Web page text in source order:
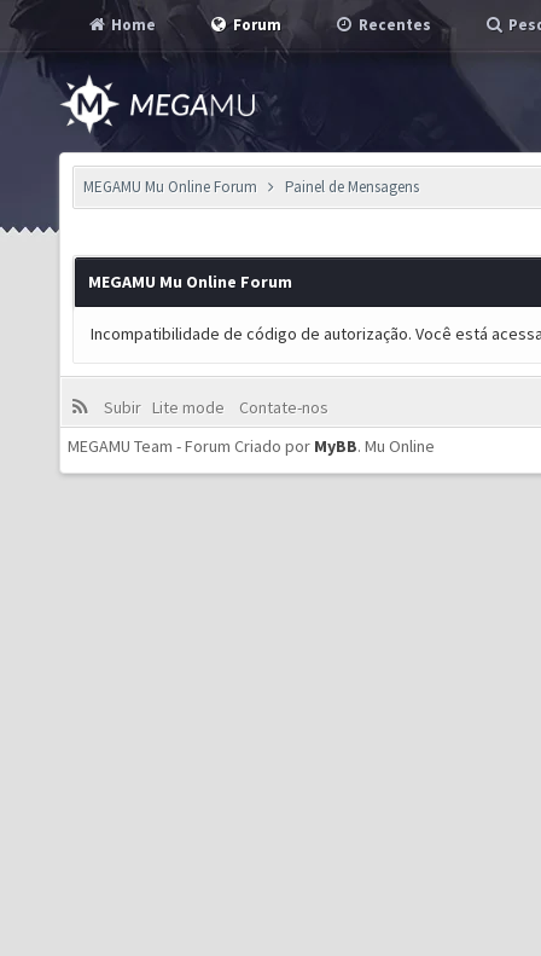
Home Forum Recentes
MEGAMU Mu Online Forum Painel de Mensagens
MEGAMU Mu Online Forum
Incompatibilidade de código de autorização. Você está
Subir Lite mode
Contate-nos
MEGAMU Team - Forum Criado por MyBB. Mu Online